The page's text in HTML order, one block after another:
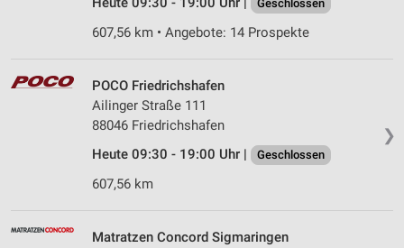
Geschlossen
607,56 km • Angebote: 14 Prospekte
❯
POCO Friedrichshafen
Ailinger Straße 111
88046 Friedrichshafen
Heute 09:30 - 19:00 Uhr |
Geschlossen
607,56 km
Matratzen Concord Sigmaringen